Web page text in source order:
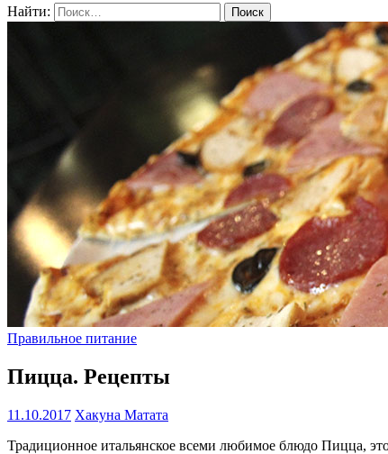
Найти:
Правильное питание
Пицца. Рецепты
11.10.2017 Хакуна Матата
Традиционное итальянское всеми любимое блюдо Пицца,